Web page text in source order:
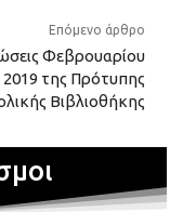
Επόμενο άρθρο
Φεβρουαρίου
2019 της Πρότυπης
Βιβλιοθήκης